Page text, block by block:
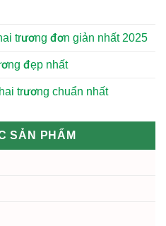
trương đơn giản nhất 2025
đẹp nhất
trương chuẩn nhất
SẢN PHẨM